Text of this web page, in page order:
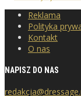
Reklama
Polityka
Kontakt
O nas
NAPISZ DO NAS